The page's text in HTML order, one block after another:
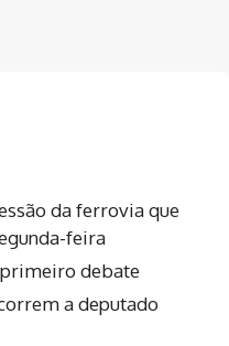
da ferrovia que
feira
debate
a deputado